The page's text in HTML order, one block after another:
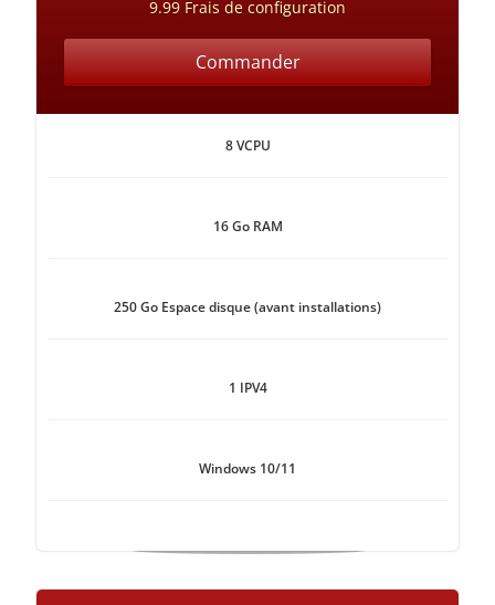
9.99 Frais de configuration
Commander
8 VCPU
16 Go RAM
250 Go Espace disque (avant installations)
1 IPV4
Windows 10/11